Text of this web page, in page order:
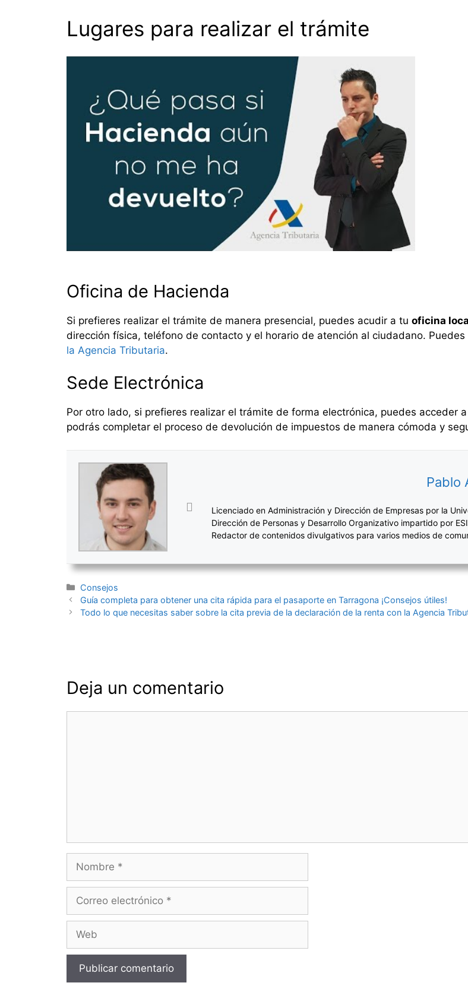
Lugares para realizar el trámite
Oficina de Hacienda
Si prefieres realizar el trámite de manera presencial, puedes acudir a tu oficina
dirección física, teléfono de contacto y el horario de atención al ciudadano.
la Agencia Tributaria.
Sede Electrónica
Por otro lado, si prefieres realizar el trámite de forma electrónica, puedes acceder
podrás completar el proceso de devolución de impuestos de manera cómoda y
Pablo
Licenciado en Administración y Dirección de Empresas por la
Dirección de Personas y Desarrollo Organizativo impartido por
Redactor de contenidos divulgativos para varios medios de
Categorías
Consejos
Navegación
de
Guía completa para obtener una cita rápida para el pasaporte en Tarragona ¡Consejos útiles!
Todo lo que necesitas saber sobre la cita previa de la declaración de la renta con la Agencia
Deja un comentario
electrónico